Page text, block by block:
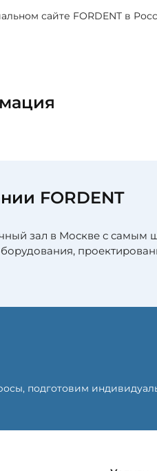
сайте FORDENT в
FORDENT
зал в Москве с самым
подготовим